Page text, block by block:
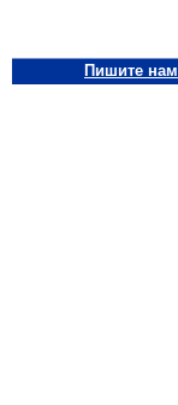
Пишите нам